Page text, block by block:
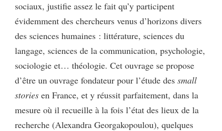
sociaux, justifie assez le fait qu’y participent
évidemment des chercheurs venus d’horizons divers
des sciences humaines : littérature, sciences du
langage, sciences de la communication, psychologie,
sociologie et… théologie. Cet ouvrage se propose
d’être un ouvrage fondateur pour l’étude des small
stories en France, et y réussit parfaitement, dans la
mesure où il recueille à la fois l’état des lieux de la
recherche (Alexandra Georgakopoulou), quelques